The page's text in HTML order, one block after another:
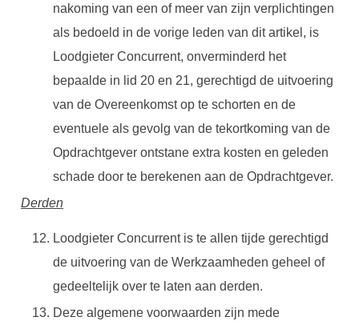
nakoming van een of meer van zijn verplichtingen
als bedoeld in de vorige leden van dit artikel, is
Loodgieter Concurrent, onverminderd het
bepaalde in lid 20 en 21, gerechtigd de uitvoering
van de Overeenkomst op te schorten en de
eventuele als gevolg van de tekortkoming van de
Opdrachtgever ontstane extra kosten en geleden
schade door te berekenen aan de Opdrachtgever.
Derden
Loodgieter Concurrent is te allen tijde gerechtigd
de uitvoering van de Werkzaamheden geheel of
gedeeltelijk over te laten aan derden.
Deze algemene voorwaarden zijn mede